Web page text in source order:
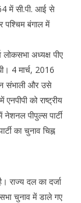
में सी.पी. आई से
पश्चिम बंगाल में
लोकसभा अध्यक्ष पीए
4 मार्च, 2016
संभाली और उसे
को राष्ट्रीय
पीपुल्स पार्टी
का चुनाव चिह्न
राज्य दल का दर्जा
चुनाव में डाले गए